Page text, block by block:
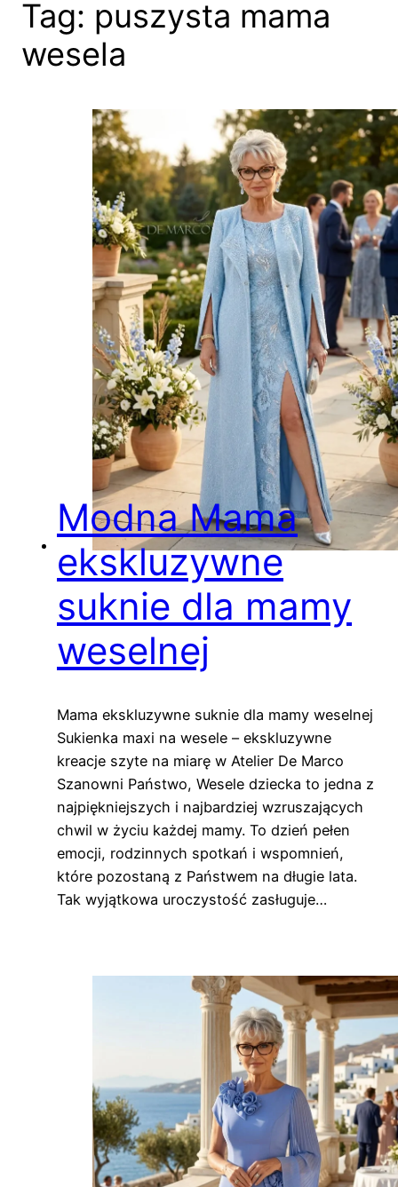
Tag: puszysta mama
wesela
Modna Mama
ekskluzywne
suknie dla mamy
weselnej
Mama ekskluzywne suknie dla mamy weselnej
Sukienka maxi na wesele – ekskluzywne
kreacje szyte na miarę w Atelier De Marco
Szanowni Państwo, Wesele dziecka to jedna z
najpiękniejszych i najbardziej wzruszających
chwil w życiu każdej mamy. To dzień pełen
emocji, rodzinnych spotkań i wspomnień,
które pozostaną z Państwem na długie lata.
Tak wyjątkowa uroczystość zasługuje…